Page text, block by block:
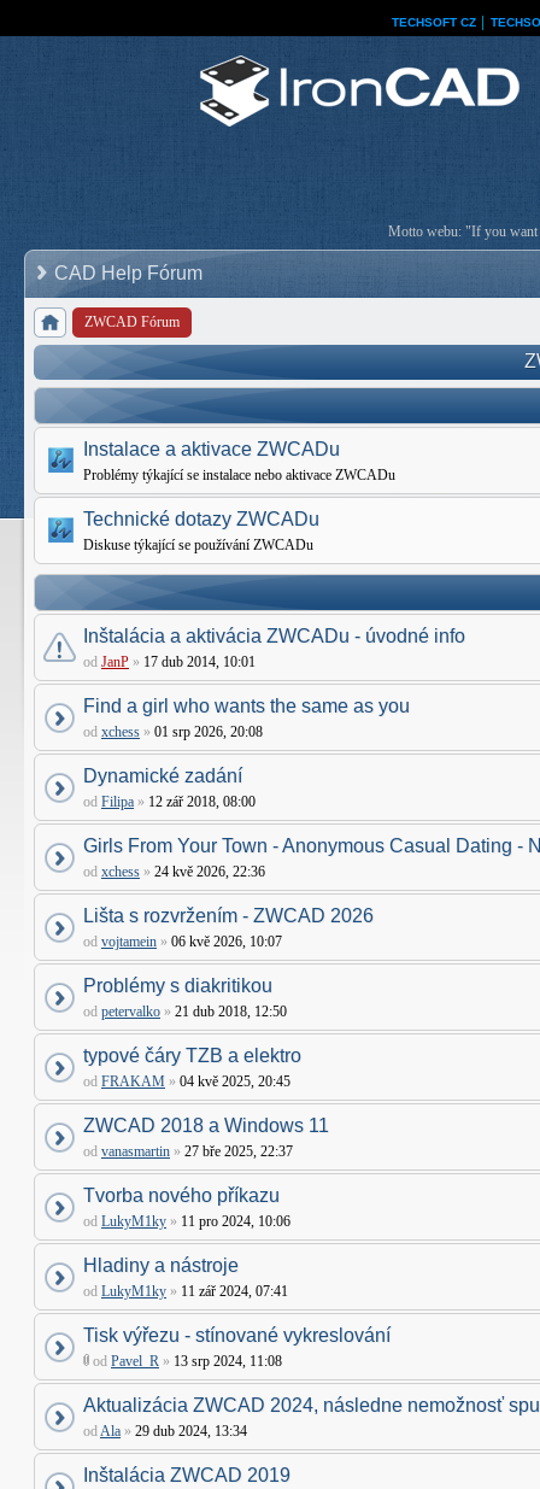
TECHSOFT CZ
Motto webu: "If you want
CAD Help Fórum
ZWCAD Fórum
Instalace a aktivace ZWCADu
Problémy týkající se instalace nebo aktivace ZWCADu
Technické dotazy ZWCADu
Diskuse týkající se používání ZWCADu
Inštalácia a aktivácia ZWCADu - úvodné info
od JanP » 17 dub 2014, 10:01
Find a girl who wants the same as you
od xchess » 01 srp 2026, 20:08
Dynamické zadání
od Filipa » 12 zář 2018, 08:00
Girls From Your Town - Anonymous Casual Dating -
od xchess » 24 kvě 2026, 22:36
Lišta s rozvržením - ZWCAD 2026
od vojtamein » 06 kvě 2026, 10:07
Problémy s diakritikou
od petervalko » 21 dub 2018, 12:50
typové čáry TZB a elektro
od FRAKAM » 04 kvě 2025, 20:45
ZWCAD 2018 a Windows 11
od vanasmartin » 27 bře 2025, 22:37
Tvorba nového příkazu
od LukyM1ky » 11 pro 2024, 10:06
Hladiny a nástroje
od LukyM1ky » 11 zář 2024, 07:41
Tisk výřezu - stínované vykreslování
od Pavel_R » 13 srp 2024, 11:08
Aktualizácia ZWCAD 2024, následne nemožnosť
odAla » 29 dub 2024, 13:34
Inštalácia ZWCAD 2019